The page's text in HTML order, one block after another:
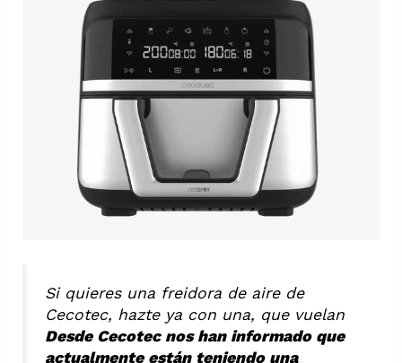
Si quieres una freidora de aire de
Cecotec, hazte ya con una, que vuelan
Desde Cecotec nos han informado que
actualmente están teniendo una